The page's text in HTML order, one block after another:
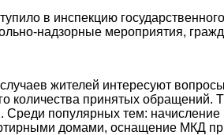
в инспекцию
надзорные мероприятия,
жителей интересуют
количества принятых
популярных тем: начисление
домами, оснащение МКД